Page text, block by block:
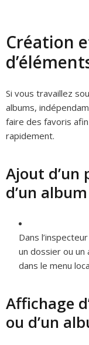
Création
Si vous travaillez
albums,
faire des favoris
rapidement.
Ajout d’un
d’un
Dans
un dossier ou un
dans le menu
Affichage
ou d’un